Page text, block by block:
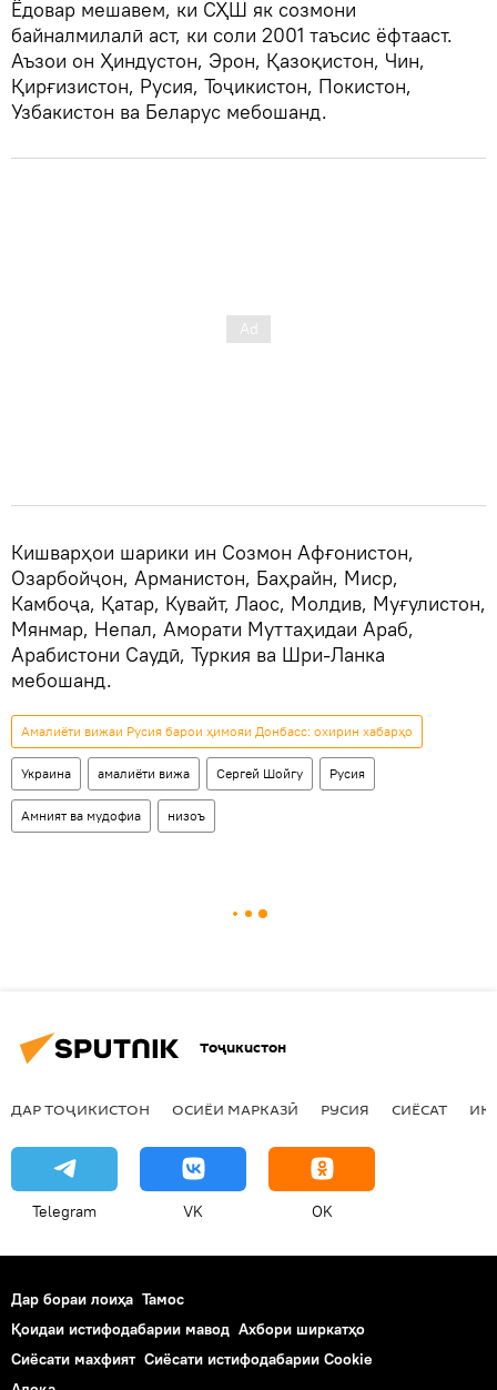
Ёдовар мешавем, ки СҲШ як созмони
байналмилалӣ аст, ки соли 2001 таъсис ёфтааст.
Аъзои он Ҳиндустон, Эрон, Қазоқистон, Чин,
Қирғизистон, Русия, Тоҷикистон, Покистон,
Узбакистон ва Беларус мебошанд.
Кишварҳои шарики ин Созмон Афғонистон,
Озарбойҷон, Арманистон, Баҳрайн, Миср,
Камбоҷа, Қатар, Кувайт, Лаос, Молдив, Муғулистон,
Мянмар, Непал, Аморати Муттаҳидаи Араб,
Арабистони Саудӣ, Туркия ва Шри-Ланка
мебошанд.
Амалиёти вижаи Русия барои ҳимояи Донбасс: охирин хабарҳо
Украина амалиёти вижа Сергей Шойгу Русия
Амният ва мудофиа низоъ
Тоҷикистон
ДАР ТОҶИКИСТОН ОСИЁИ МАРКАЗӢ РУСИЯ СИЁСАТ
Telegram VK OK
Дар бораи лоиҳа Тамос
Қоидаи истифодабарии мавод Ахбори ширкатҳо
Сиёсати махфият Сиёсати истифодабарии Cookie